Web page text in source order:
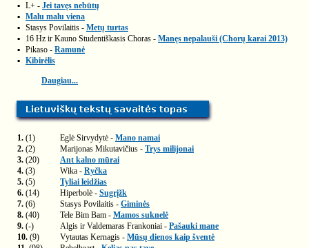
▪ L+ - Jei tavęs nebūtų
▪ Malu malu viena
▪ Stasys Povilaitis - Metų turtas
▪
16 Hz ir Kauno Studentiškasis Choras - Manęs nepalauši (Chorų karai 2013)
▪ Pikaso - Ramunė
▪ Kibirėlis
Daugiau...
1. (1) Eglė Sirvydytė - Mano namai
2. (2) Marijonas Mikutavičius - Trys milijonai
3. (20)
Ant kalno mūrai
4. (3) Wika - Ryčka
5. (5)
Tyliai leidžias
6. (14) Hiperbolė - Sugrįžk
7. (6) Stasys Povilaitis - Giminės
8. (40) Tele Bim Bam - Mamos suknelė
9. (-) Algis ir Valdemaras Frankoniai - Pašauki mane
10. (9) Vytautas Kernagis - Mūsų dienos kaip šventė